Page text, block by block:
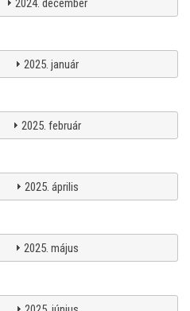
2025. január
2025. február
2025. április
2025. május